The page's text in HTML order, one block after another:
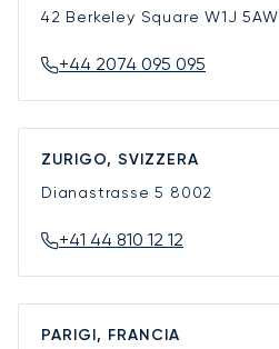
42 Berkeley SquareW1J 5AW
+44 2074 095 095
ZURIGO, SVIZZERA
Dianastrasse 5 8002
+41 44 810 12 12
PARIGI, FRANCIA